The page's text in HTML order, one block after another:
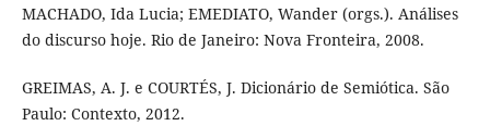
MACHADO, Ida Lucia; EMEDIATO, Wander (orgs.). Análises
do discurso hoje. Rio de Janeiro: Nova Fronteira, 2008.
GREIMAS, A. J. e COURTÉS, J. Dicionário de Semiótica. São
Paulo: Contexto, 2012.